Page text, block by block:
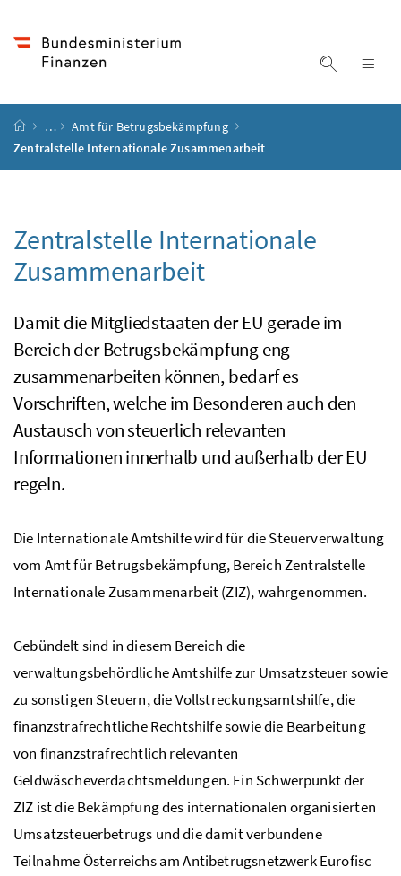
Suche
Startseite
…
Amt für Betrugsbekämpfung
Zentralstelle Internationale Zusammenarbeit
Zentralstelle Internationale
Zusammenarbeit
Damit die Mitgliedstaaten der EU gerade im
Bereich der Betrugsbekämpfung eng
zusammenarbeiten können, bedarf es
Vorschriften, welche im Besonderen auch den
Austausch von steuerlich relevanten
Informationen innerhalb und außerhalb der EU
regeln.
Die Internationale Amtshilfe wird für die Steuerverwaltung
vom Amt für Betrugsbekämpfung, Bereich Zentralstelle
Internationale Zusammenarbeit (ZIZ), wahrgenommen.
Gebündelt sind in diesem Bereich die
verwaltungsbehördliche Amtshilfe zur Umsatzsteuer sowie
zu sonstigen Steuern, die Vollstreckungsamtshilfe, die
finanzstrafrechtliche Rechtshilfe sowie die Bearbeitung
von finanzstrafrechtlich relevanten
Geldwäscheverdachtsmeldungen. Ein Schwerpunkt der
ZIZ ist die Bekämpfung des internationalen organisierten
Umsatzsteuerbetrugs und die damit verbundene
Teilnahme Österreichs am Antibetrugsnetzwerk Eurofisc